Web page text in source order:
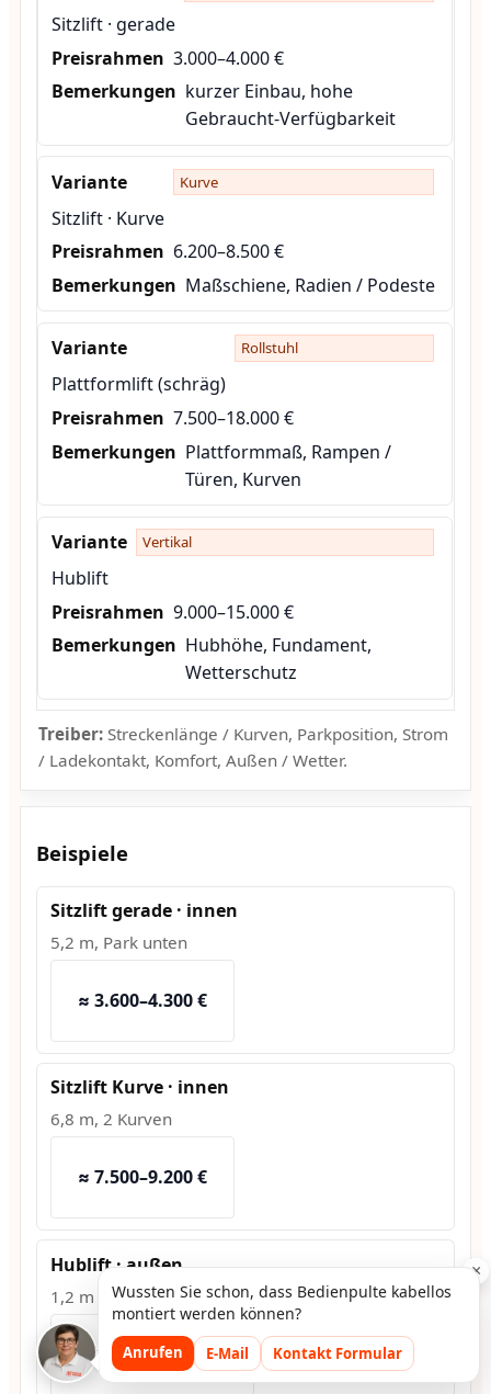
Sitzlift · gerade
3.000–4.000 €
kurzer Einbau, hohe
Gebraucht-Verfügbarkeit
Kurve
Sitzlift · Kurve
6.200–8.500 €
Maßschiene, Radien / Podeste
Rollstuhl
Plattformlift (schräg)
7.500–18.000 €
Plattformmaß, Rampen /
Türen, Kurven
Vertikal
Hublift
9.000–15.000 €
Hubhöhe, Fundament,
Wetterschutz
Treiber:Streckenlänge / Kurven, Parkposition, Strom
/ Ladekontakt, Komfort, Außen / Wetter.
Beispiele
Sitzlift gerade · innen
5,2 m, Park unten
≈ 3.600–4.300 €
Sitzlift Kurve · innen
6,8 m, 2 Kurven
≈ 7.500–9.200 €
Hublift · außen
1,2 m Hub, Fundament
≈ 10.800–13.500 €
×
Wussten Sie schon, dass Bedienpulte kabellos
montiert werden können?
Anrufen E-Mail Kontakt Formular